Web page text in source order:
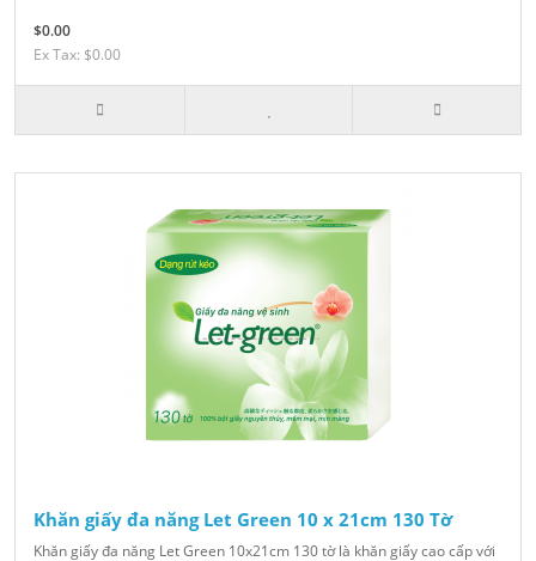
$0.00
Ex Tax: $0.00
Khăn giấy đa năng Let Green 10 x 21cm 130 Tờ
Khăn giấy đa năng Let Green 10x21cm 130 tờ là khăn giấy cao cấp với